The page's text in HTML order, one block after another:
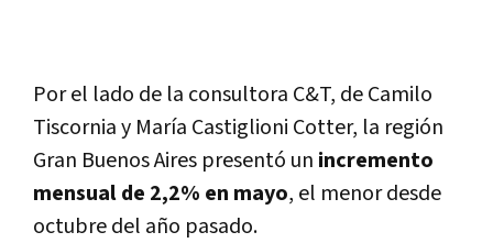
Por el lado de la consultora C&T, de Camilo
Tiscornia y María Castiglioni Cotter, la región
Gran Buenos Aires presentó un incremento
mensual de 2,2% en mayo, el menor desde
octubre del año pasado.